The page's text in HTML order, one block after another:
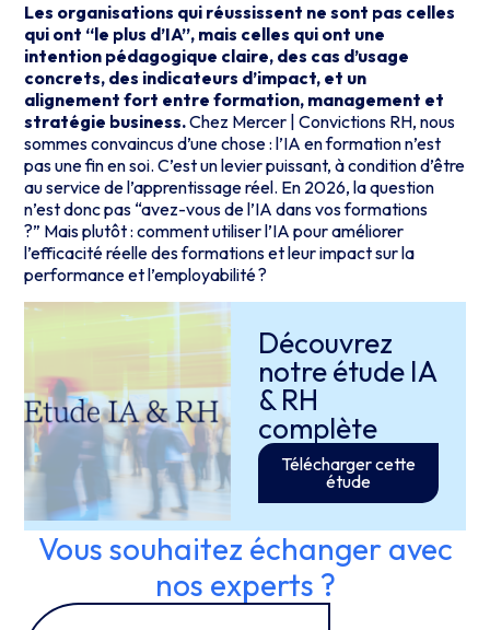
Les organisations qui réussissent ne sont pas celles
qui ont “le plus d’IA”, mais celles qui ont une
intention pédagogique claire, des cas d’usage
concrets, des indicateurs d’impact, et un
alignement fort entre formation, management et
stratégie business.Chez Mercer | Convictions RH, nous
sommes convaincus d’une chose : l’IA en formation n’est
pas une fin en soi. C’est un levier puissant, à condition d’être
au service de l’apprentissage réel. En 2026, la question
n’est donc pas “avez-vous de l’IA dans vos formations
?” Mais plutôt : comment utiliser l’IA pour améliorer
l’efficacité réelle des formations et leur impact sur la
performance et l’employabilité ?
Découvrez
notre étude IA
& RH
complète
Télécharger cette
étude
Vous souhaitez échanger avec
nos experts ?